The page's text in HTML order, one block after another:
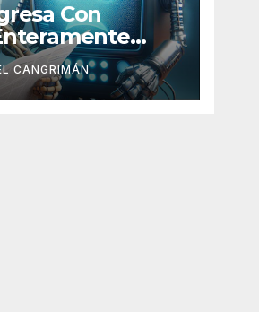
Con
Inteligencia
CANGRIMÁN